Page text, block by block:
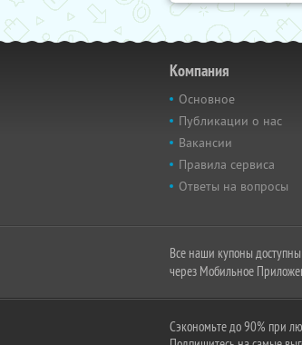
Компания
Основное
Публикации о нас
Вакансии
Правила сервиса
Ответы на вопросы
Все наши купоны доступны
через Мобильное
Сэкономьте до 90% при